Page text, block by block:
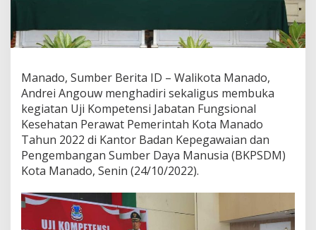
n
s
J
a
b
a
t
a
n
,
I
H
Manado, Sumber Berita ID – Walikota Manado,
Andrei Angouw menghadiri sekaligus membuka
kegiatan Uji Kompetensi Jabatan Fungsional
Kesehatan Perawat Pemerintah Kota Manado
Tahun 2022 di Kantor Badan Kepegawaian dan
Pengembangan Sumber Daya Manusia (BKPSDM)
Kota Manado, Senin (24/10/2022).